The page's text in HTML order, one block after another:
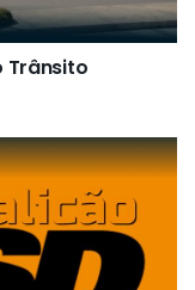
Trânsito